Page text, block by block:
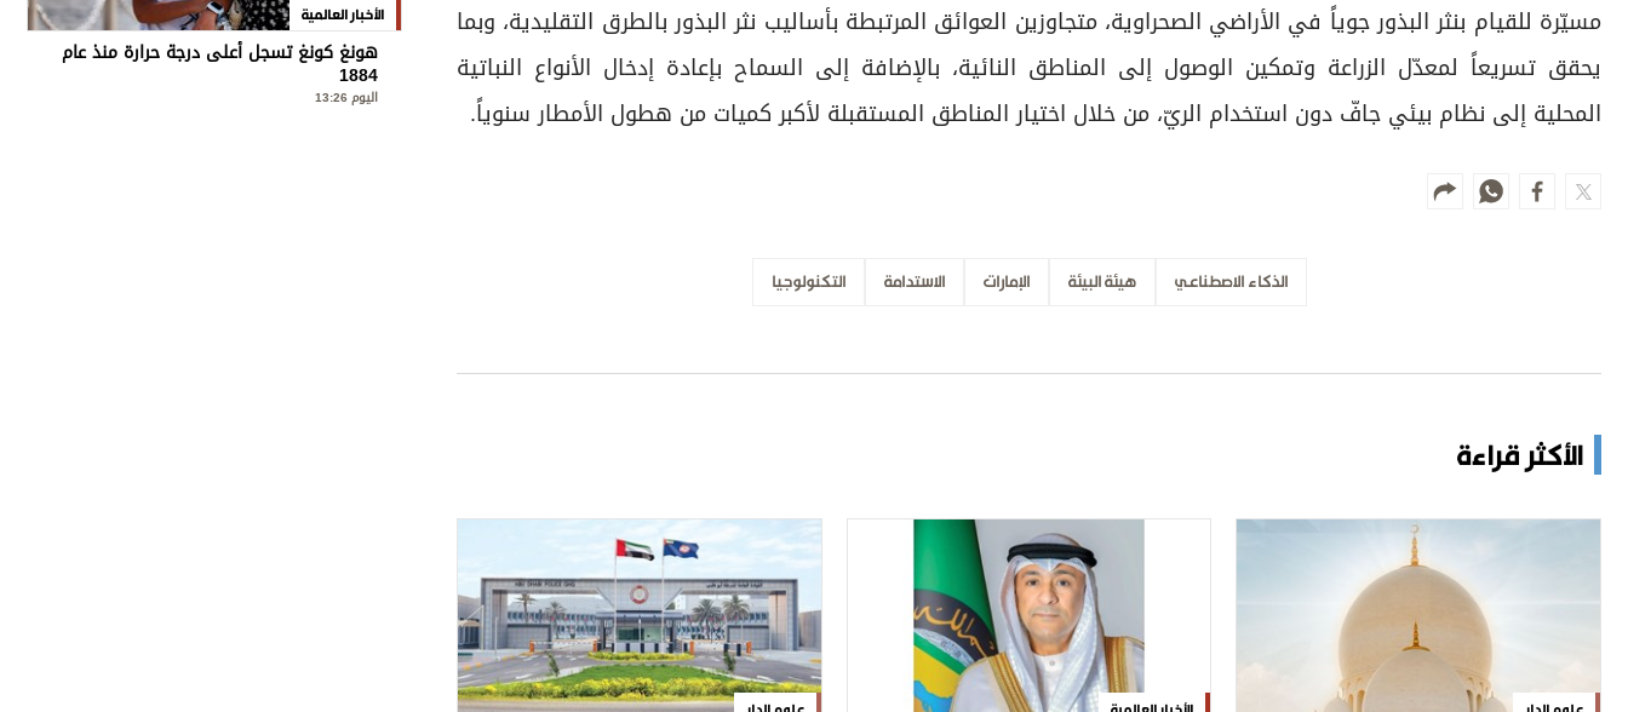
مسيّرة للقيام بنثر البذور جوياً في الأراضي الصحراوية، متجاوزين العوائق المرتبطة بأساليب نثر البذور بالطرق التقليدية، وبما
يحقق تسريعاً لمعدّل الزراعة وتمكين الوصول إلى المناطق النائية، بالإضافة إلى السماح بإعادة إدخال الأنواع النباتية
المحلية إلى نظام بيئي جافّ دون استخدام الريّ، من خلال اختيار المناطق المستقبلة لأكبر كميات من هطول الأمطار سنوياً.
الذكاء الاصطناعي هيئة البيئة الإمارات الاستدامة التكنولوجيا
الأكثر قراءة
الأخبار العالمية
هونغ كونغ تسجل أعلى درجة حرارة منذ عام
1884
اليوم 13:26